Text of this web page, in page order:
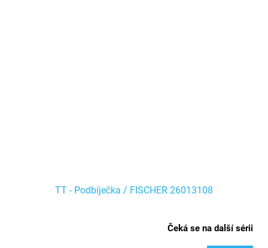
TT - Podbíječka / FISCHER 26013108
Čeká se na další sérii